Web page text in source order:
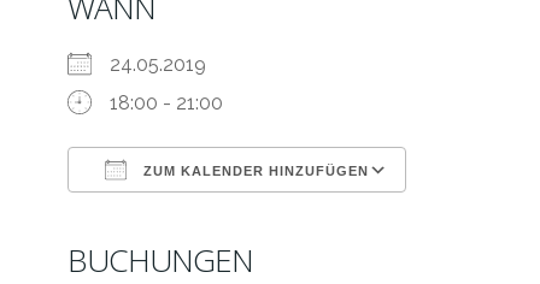
24.05.2019
18:00 - 21:00
ZUM KALENDER HINZUFÜGEN
BUCHUNGEN